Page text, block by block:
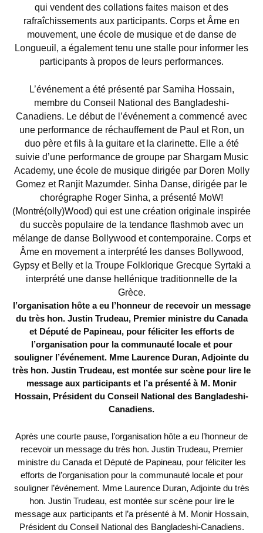
qui vendent des collations faites maison et des
rafraîchissements aux participants. Corps et Âme en
mouvement, une école de musique et de danse de
Longueuil, a également tenu une stalle pour informer les
participants à propos de leurs performances.
L’événement a été présenté par Samiha Hossain,
membre du Conseil National des Bangladeshi-
Canadiens. Le début de l’événement a commencé avec
une performance de réchauffement de Paul et Ron, un
duo père et fils à la guitare et la clarinette. Elle a été
suivie d’une performance de groupe par Shargam Music
Academy, une école de musique dirigée par Doren Molly
Gomez et Ranjit Mazumder. Sinha Danse, dirigée par le
chorégraphe Roger Sinha, a présenté MoW!
(Montré(olly)Wood) qui est une création originale inspirée
du succès populaire de la tendance flashmob avec un
mélange de danse Bollywood et contemporaine. Corps et
Âme en movement a interprété les danses Bollywood,
Gypsy et Belly et la Troupe Folklorique Grecque Syrtaki a
interprété une danse hellénique traditionnelle de la
Grèce.
l’organisation hôte a eu l’honneur de recevoir un message
du très hon. Justin Trudeau, Premier ministre du Canada
et Député de Papineau, pour féliciter les efforts de
l’organisation pour la communauté locale et pour
souligner l’événement. Mme Laurence Duran, Adjointe du
très hon. Justin Trudeau, est montée sur scène pour lire le
message aux participants et l’a présenté à M. Monir
Hossain, Président du Conseil National des Bangladeshi-
Canadiens.
Après une courte pause, l’organisation hôte a eu l’honneur de
recevoir un message du très hon. Justin Trudeau, Premier
ministre du Canada et Député de Papineau, pour féliciter les
efforts de l’organisation pour la communauté locale et pour
souligner l’événement. Mme Laurence Duran, Adjointe du très
hon. Justin Trudeau, est montée sur scène pour lire le
message aux participants et l’a présenté à M. Monir Hossain,
Président du Conseil National des Bangladeshi-Canadiens.